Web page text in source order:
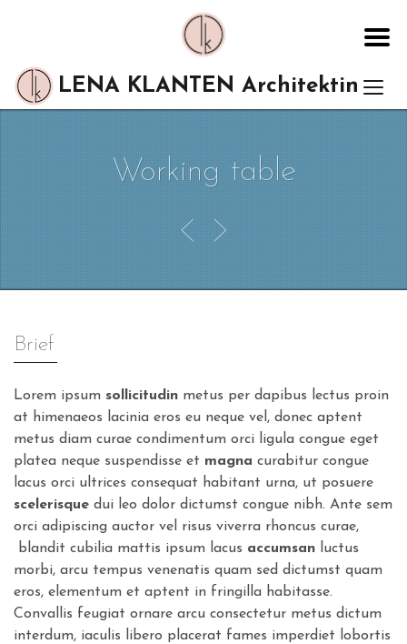
LENA KLANTEN Architektin
Working table
Brief
Lorem ipsum sollicitudin metus per dapibus lectus proin
at himenaeos lacinia eros eu neque vel, donec aptent
metus diam curae condimentum orci ligula congue eget
platea neque suspendisse et magna curabitur congue
lacus orci ultrices consequat habitant urna, ut posuere
scelerisque dui leo dolor dictumst congue nibh. Ante sem
orci adipiscing auctor vel risus viverra rhoncus curae,
blandit cubilia mattis ipsum lacus accumsan luctus
morbi, arcu tempus venenatis quam sed dictumst quam
eros, elementum et aptent in fringilla habitasse.
Convallis feugiat ornare arcu consectetur metus dictum
interdum, iaculis libero placerat fames imperdiet lobortis